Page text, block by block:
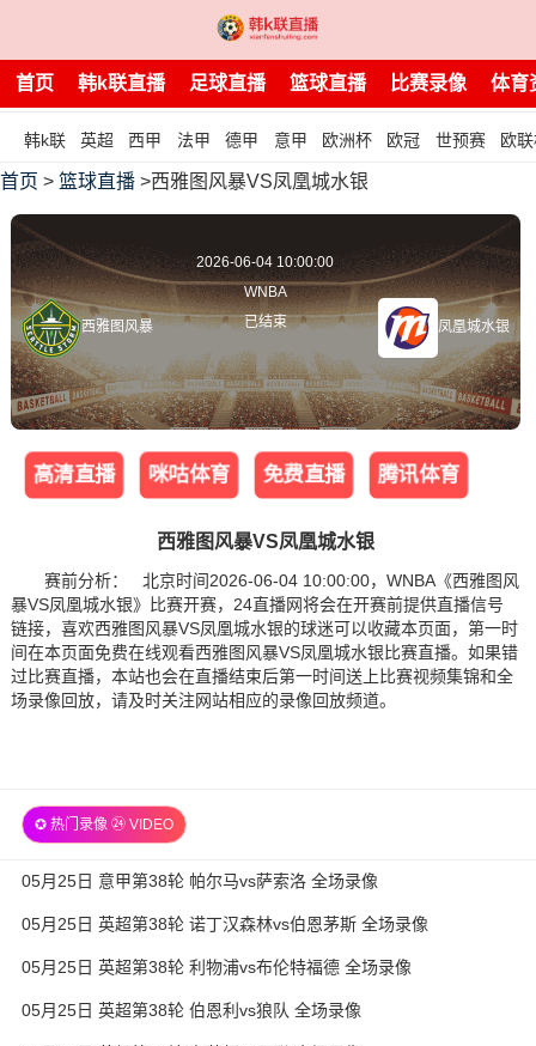
首页 韩k联直播 足球直播 篮球直播 比赛录像 体育
韩k联 英超 西甲 法甲 德甲 意甲 欧洲杯 欧冠 世预赛 欧
首页 > 篮球直播 >西雅图风暴VS凤凰城水银
西雅图风暴
2026-06-04 10:00:00
WNBA
已结束
凤凰城水银
高清直播 咪咕体育 免费直播 腾讯体育
西雅图风暴VS凤凰城水银
赛前分析： 北京时间2026-06-04 10:00:00，WNBA《西雅图风
暴VS凤凰城水银》比赛开赛，24直播网将会在开赛前提供直播信号
链接，喜欢西雅图风暴VS凤凰城水银的球迷可以收藏本页面，第一时
间在本页面免费在线观看西雅图风暴VS凤凰城水银比赛直播。如果错
过比赛直播，本站也会在直播结束后第一时间送上比赛视频集锦和全
场录像回放，请及时关注网站相应的录像回放频道。
✪ 热门录像 ㉔ VIDEO
05月25日 意甲第38轮 帕尔马vs萨索洛 全场录像
05月25日 英超第38轮 诺丁汉森林vs伯恩茅斯 全场录像
05月25日 英超第38轮 利物浦vs布伦特福德 全场录像
05月25日 英超第38轮 伯恩利vs狼队 全场录像